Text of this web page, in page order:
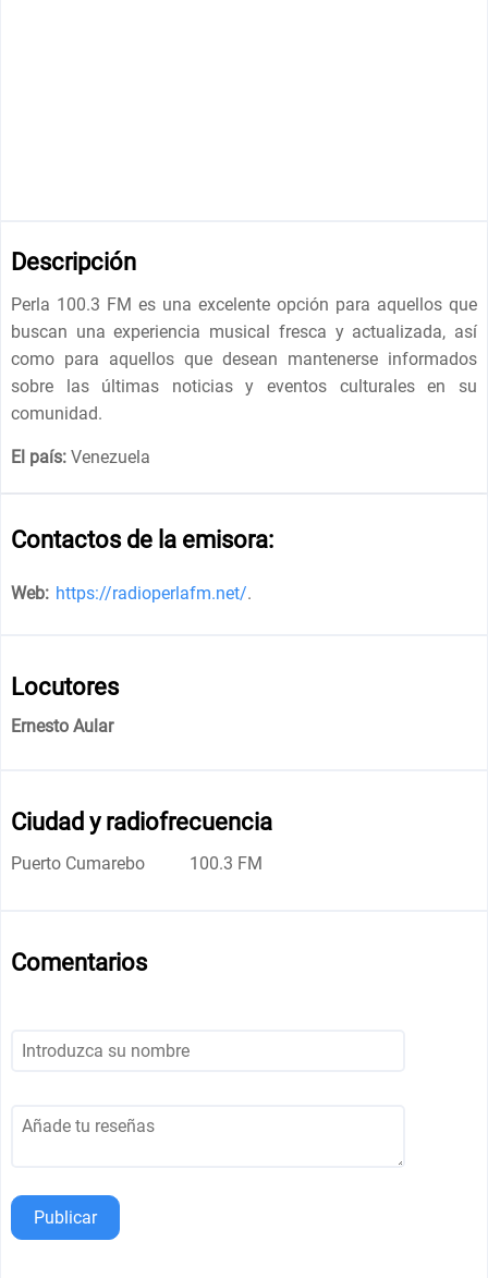
Descripción
Perla 100.3 FM es una excelente opción para aquellos que
buscan una experiencia musical fresca y actualizada, así
como para aquellos que desean mantenerse informados
sobre las últimas noticias y eventos culturales en su
comunidad.
El país: Venezuela
Contactos de la emisora:
Web: https://radioperlafm.net/.
Locutores
Ernesto Aular
Ciudad y radiofrecuencia
Puerto Cumarebo 100.3 FM
Comentarios
Publicar